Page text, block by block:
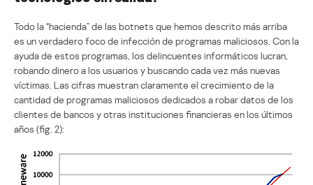
Todo la “hacienda” de las botnets que hemos descrito más arriba
es un verdadero foco de infección de programas maliciosos. Con la
ayuda de estos programas, los delincuentes informáticos lucran,
robando dinero a los usuarios y buscando cada vez más nuevas
víctimas. Las cifras muestran claramente el crecimiento de la
cantidad de programas maliciosos dedicados a robar datos de los
clientes de bancos y otras instituciones financieras en los últimos
años (fig. 2):